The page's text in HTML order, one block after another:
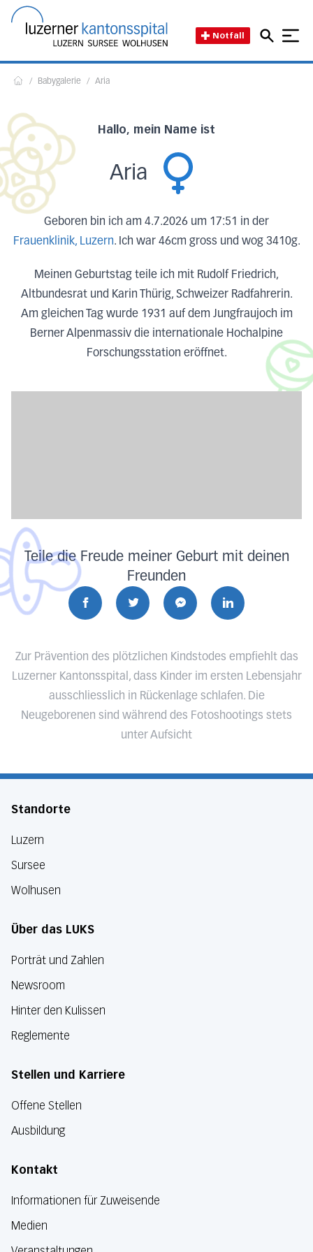
Notfall
/ Babygalerie / Aria
Hallo, mein Name ist
Aria
Geboren bin ich am 4.7.2026 um 17:51 in der
Frauenklinik, Luzern. Ich war 46cm gross und wog 3410g.
Meinen Geburtstag teile ich mit Rudolf Friedrich,
Altbundesrat und Karin Thürig, Schweizer Radfahrerin.
Am gleichen Tag wurde 1931 auf dem Jungfraujoch im
Berner Alpenmassiv die internationale Hochalpine
Forschungsstation eröffnet.
Teile die Freude meiner Geburt mit deinen
Freunden
Zur Prävention des plötzlichen Kindstodes empfiehlt das
Luzerner Kantonsspital, dass Kinder im ersten Lebensjahr
ausschliesslich in Rückenlage schlafen. Die
Neugeborenen sind während des Fotoshootings stets
unter Aufsicht
Standorte
Luzern
Sursee
Wolhusen
Über das LUKS
Porträt und Zahlen
Newsroom
Hinter den Kulissen
Reglemente
Stellen und Karriere
Offene Stellen
Ausbildung
Kontakt
Informationen für Zuweisende
Medien